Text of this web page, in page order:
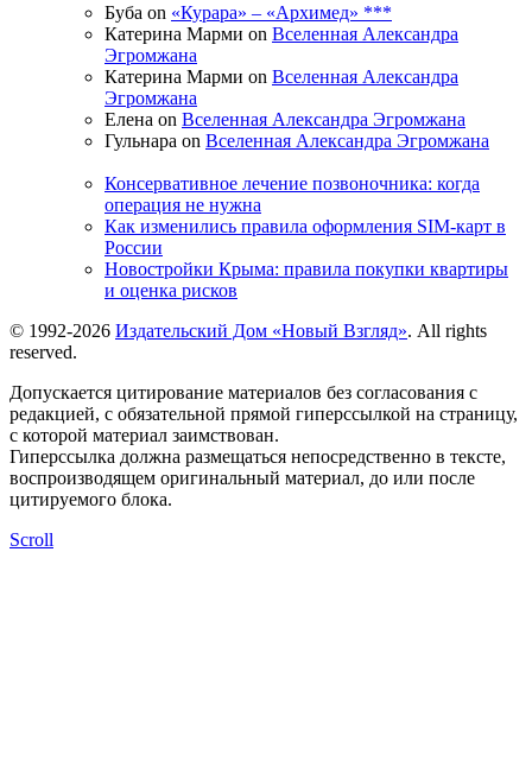
Буба on «Курара» – «Архимед» ***
Катерина Марми on Вселенная Александра
Эгромжана
Катерина Марми on Вселенная Александра
Эгромжана
Елена on Вселенная Александра Эгромжана
Гульнара on Вселенная Александра Эгромжана
Консервативное лечение позвоночника: когда
операция не нужна
Как изменились правила оформления SIM-карт в
России
Новостройки Крыма: правила покупки квартиры
и оценка рисков
© 1992-2026 Издательский Дом «Новый Взгляд». All rights
reserved.
Допускается цитирование материалов без согласования с
редакцией, с обязательной прямой гиперссылкой на страницу,
с которой материал заимствован.
Гиперссылка должна размещаться непосредственно в тексте,
воспроизводящем оригинальный материал, до или после
цитируемого блока.
Scroll